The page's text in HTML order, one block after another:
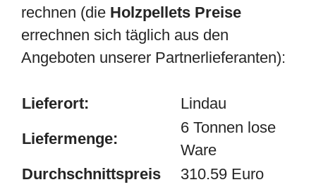
rechnen (die Holzpellets Preise
errechnen sich täglich aus den
Angeboten unserer Partnerlieferanten):
Lieferort:
Lindau
Liefermenge:
6 Tonnen lose
Ware
Durchschnittspreis
310.59 Euro